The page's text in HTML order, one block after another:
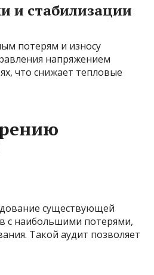
и стабилизации
потерям и износу
напряжением
что снижает тепловые
существующей
с наибольшими потерями,
Такой аудит позволяет